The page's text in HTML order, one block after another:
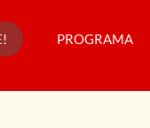
PROGRAMA